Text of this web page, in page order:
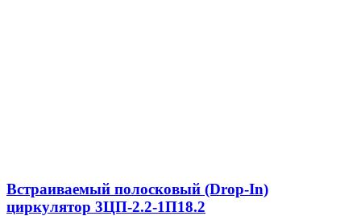
Встраиваемый полосковый (Drop-In)
циркулятор 3ЦП-2.2-1П18.2